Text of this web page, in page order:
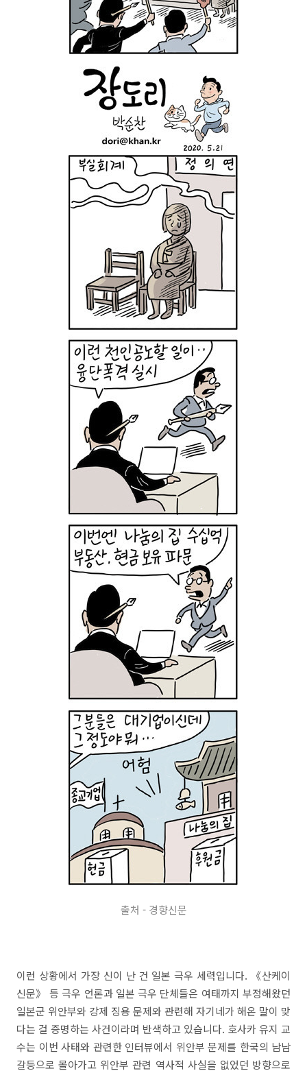
출처 - 경향신문
이런 상황에서 가장 신이 난 건 일본 극우 세력입니다. 《산케이
신문》 등 극우 언론과 일본 극우 단체들은 여태까지 부정해왔던
일본군 위안부와 강제 징용 문제와 관련해 자기네가 해온 말이 맞
다는 걸 증명하는 사건이라며 반색하고 있습니다. 호사카 유지 교
수는 이번 사태와 관련한 인터뷰에서 위안부 문제를 한국의 남남
갈등으로 몰아가고 위안부 관련 역사적 사실을 없었던 방향으로